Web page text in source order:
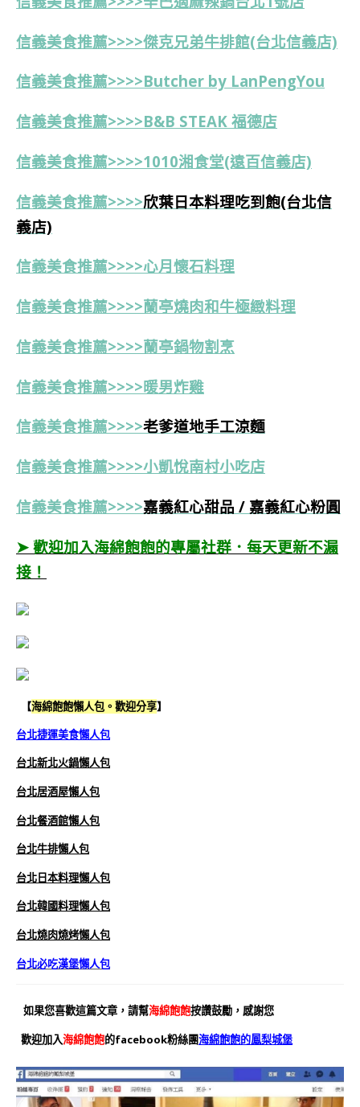
信義美食推薦>>>>傑克兄弟牛排館(台北信義店)
信義美食推薦>>>>Butcher by LanPengYou
信義美食推薦>>>>B&B STEAK 福德店
信義美食推薦>>>>1010湘食堂(遠百信義店)
信義美食推薦>>>>欣葉日本料理吃到飽(台北信
義店)
信義美食推薦>>>>心月懷石料理
信義美食推薦>>>>蘭亭燒肉和牛極緻料理
信義美食推薦>>>>蘭亭鍋物割烹
信義美食推薦>>>>暖男炸雞
信義美食推薦>>>>老爹道地手工涼麵
信義美食推薦>>>>小凱悅南村小吃店
信義美食推薦>>>>嘉義紅心甜品 / 嘉義紅心粉圓
➤ 歡迎加入海綿飽飽的專屬社群．每天更新不漏
接！
【海綿飽飽懶人包。歡迎分享】
台北捷運美食懶人包
台北新北火鍋懶人包
台北居酒屋懶人包
台北餐酒館懶人包
台北牛排懶人包
台北日本料理懶人包
台北韓國料理懶人包
台北燒肉燒烤懶人包
台北必吃漢堡懶人包
如果您喜歡這篇文章，請幫海綿飽飽按讚鼓勵，感謝您
歡迎加入海綿飽飽的facebook粉絲團海綿飽飽的鳳梨城堡